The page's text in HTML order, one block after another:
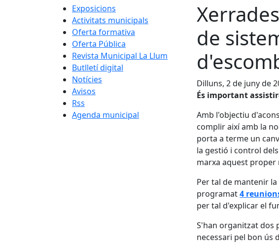
Exposicions
Activitats municipals
Oferta formativa
Oferta Pública
Revista Municipal La Llum
Butlletí digital
Notícies
Avisos
Rss
Agenda municipal
de
Dilluns, 2 de juny de
És important
Amb l'objectiu
complir així amb la
porta a terme un
la gestió i control
marxa aquest proper
Per tal de mantenir
programat4
per tal d'explicar el
S'han organitzat dos
necessari pel bon ús